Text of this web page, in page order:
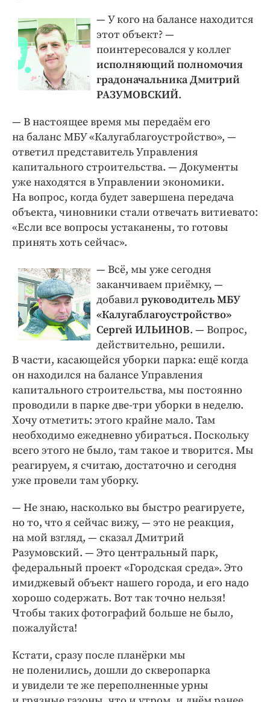
— У кого на балансе находится
этот объект? — ​
поинтересовался у коллег
исполняющий полномочия
градоначальника Дмитрий
РАЗУМОВСКИЙ.
— В настоящее время мы передаём его
на баланс МБУ «Калугаблагоустройство», — ​
ответил представитель Управления
капитального строительства. — ​Документы
уже находятся в Управлении экономики.
На вопрос, когда будет завершена передача
объекта, чиновники стали отвечать витиевато:
«Если все вопросы устаканены, то готовы
принять хоть сейчас».
— Всё, мы уже сегодня
заканчиваем приёмку, — ​
добавилруководитель МБУ
«Калугаблагоустройство»
Сергей ИЛЬИНОВ. — ​Вопрос,
действительно, решили.
В части, касающейся уборки парка: ещё когда
он находился на балансе Управления
капитального строительства, мы постоянно
проводили в парке две-три уборки в неделю.
Хочу отметить: этого крайне мало. Там
необходимо ежедневно убираться. Поскольку
всего этого не было, там такое и творится. Мы
реагируем, я считаю, достаточно и сегодня
уже провели там уборку.
— Не знаю, насколько вы быстро реагируете,
но то, что я сейчас вижу, — ​это не реакция,
на мой взгляд, — ​сказал Дмитрий
Разумовский. — ​Это центральный парк,
федеральный проект «Городская среда». Это
имиджевый объект нашего города, и его надо
хорошо содержать. Вот так точно нельзя!
Чтобы таких фотографий больше не было,
пожалуйста!
Кстати, сразу после планёрки мы
не поленились, дошли до скверопарка
и увидели те же переполненные урны